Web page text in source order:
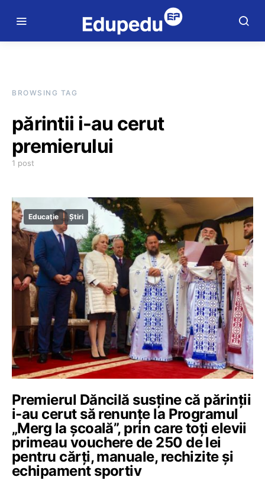
BROWSING TAG
părintii i-au cerut
premierului
1 post
Educație Știri
Premierul Dăncilă susține că părinții
i-au cerut să renunțe la Programul
„Merg la școală”, prin care toți elevii
primeau vouchere de 250 de lei
pentru cărți, manuale, rechizite și
echipament sportiv